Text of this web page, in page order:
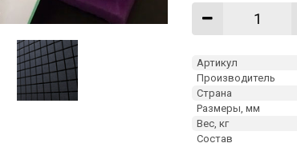
Артикул
Производитель
Страна
Размеры, мм
Вес, кг
Состав